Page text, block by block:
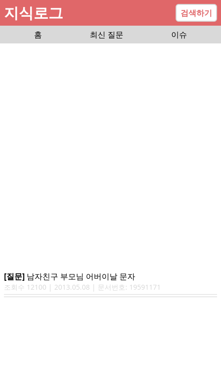
지식로그
검색하기
홈
최신 질문 이슈
[질문] 남자친구 부모님 어버이날 문자
조회수 12100 | 2013.05.08 | 문서번호: 19591171